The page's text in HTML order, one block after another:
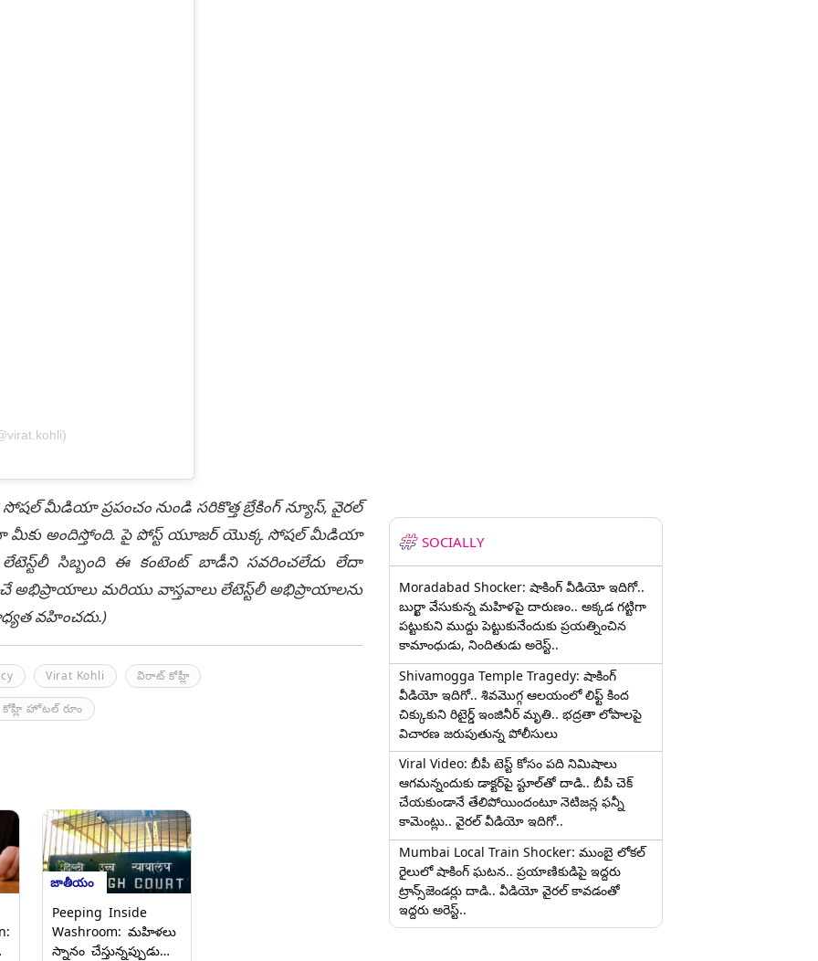
మీడియా ప్రపంచం నుండి సరికొత్త బ్రేకింగ్ న్యూస్, వైరల్
మీకు అందిస్తోంది. పై పోస్ట్ యూజర్ యొక్క సోషల్ మీడియా
సిబ్బంది ఈ కంటెంట్ బాడీని సవరించలేదు లేదా
అభిప్రాయాలు మరియు వాస్తవాలు లేటెస్ట్‌లీ అభిప్రాయాలను
వహించదు.)
Virat Kohli విరాట్ కోహ్లీ
హోటల్ రూం
జాతీయం
Peeping Inside
Washroom: మహిళలు
స్నానం చేస్తున్నప్పుడు
SOCIALLY
Moradabad Shocker: షాకింగ్ వీడియో ఇదిగో..
బుర్ఖా వేసుకున్న మహిళపై దారుణం.. అక్కడ గట్టిగా
పట్టుకుని ముద్దు పెట్టుకునేందుకు ప్రయత్నించిన
కామాంధుడు, నిందితుడు అరెస్ట్..
Shivamogga Temple Tragedy: షాకింగ్
వీడియో ఇదిగో.. శివమొగ్గ ఆలయంలో లిఫ్ట్ కింద
చిక్కుకుని రిటైర్డ్ ఇంజినీర్ మృతి.. భద్రతా లోపాలపై
విచారణ జరుపుతున్న పోలీసులు
Viral Video: బీపీ టెస్ట్‌ కోసం పది నిమిషాలు
ఆగమన్నందుకు డాక్టర్‌పై స్టూల్‌తో దాడి.. బీపీ చెక్
చేయకుండానే తేలిపోయిందంటూ నెటిజన్ల ఫన్నీ
కామెంట్లు.. వైరల్ వీడియో ఇదిగో..
Mumbai Local Train Shocker: ముంబై లోకల్
రైలులో షాకింగ్ ఘటన.. ప్రయాణికుడిపై ఇద్దరు
ట్రాన్స్‌జెండర్లు దాడి.. వీడియో వైరల్ కావడంతో
ఇద్దరు అరెస్ట్..